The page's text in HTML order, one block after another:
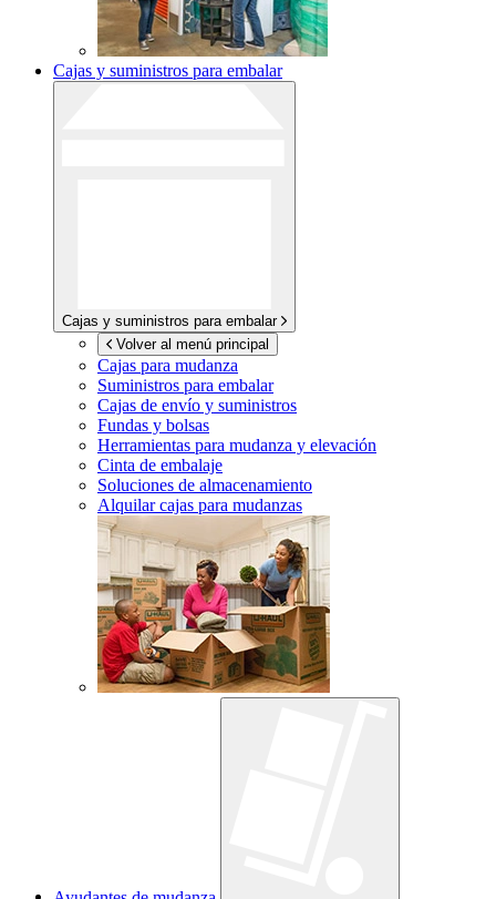
Cajas y suministros para embalar
Cajas y suministros para embalar
Volver al menú principal
Cajas para mudanza
Suministros para embalar
Cajas de envío y suministros
Fundas y bolsas
Herramientas para mudanza y elevación
Cinta de embalaje
Soluciones de almacenamiento
Alquilar cajas para mudanzas